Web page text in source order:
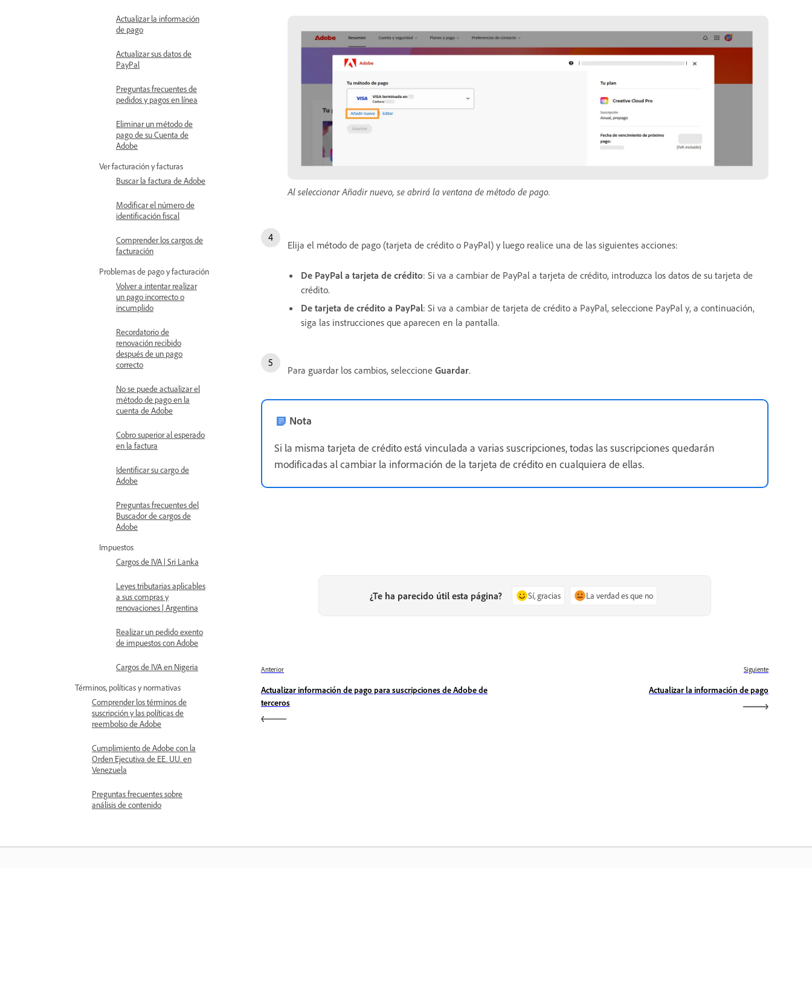
Actualizar la información
de pago
Actualizar sus datos de
PayPal
Preguntas frecuentes de
pedidos y pagos en línea
Eliminar un método de
pago de su Cuenta de
Adobe
Ver facturación y facturas
Buscar la factura de Adobe
Modificar el número de
identificación fiscal
Comprender los cargos de
facturación
Problemas de pago y facturación
Volver a intentar realizar
un pago incorrecto o
incumplido
Recordatorio de
renovación recibido
después de un pago
correcto
No se puede actualizar el
método de pago en la
cuenta de Adobe
Cobro superior al esperado
en la factura
Identificar su cargo de
Adobe
Preguntas frecuentes del
Buscador de cargos de
Adobe
Impuestos
Cargos de IVA | Sri Lanka
Leyes tributarias aplicables
a sus compras y
renovaciones | Argentina
Realizar un pedido exento
de impuestos con Adobe
Cargos de IVA en Nigeria
Términos, políticas y normativas
Comprender los términos de
suscripción y las políticas de
reembolso de Adobe
Cumplimiento de Adobe con la
Orden Ejecutiva de EE. UU. en
Venezuela
Preguntas frecuentes sobre
análisis de contenido
Al seleccionar Añadir nuevo, se abrirá la ventana de método de pago.
Elija el método de pago (tarjeta de crédito o PayPal) y luego realice una de las siguientes acciones:
De PayPal a tarjeta de crédito: Si va a cambiar de PayPal a tarjeta de crédito, introduzca los datos de su tarjeta de
crédito.
De tarjeta de crédito a PayPal: Si va a cambiar de tarjeta de crédito a PayPal, seleccione PayPal y, a continuación,
siga las instrucciones que aparecen en la pantalla.
Para guardar los cambios, seleccione Guardar.
Nota
Si la misma tarjeta de crédito está vinculada a varias suscripciones, todas las suscripciones quedarán
modificadas al cambiar la información de la tarjeta de crédito en cualquiera de ellas.
¿Te ha parecido útil esta página? Sí, gracias La verdad es que no
Anterior
Actualizar información de pago para suscripciones de Adobe de
terceros
Siguiente
Actualizar la información de pago